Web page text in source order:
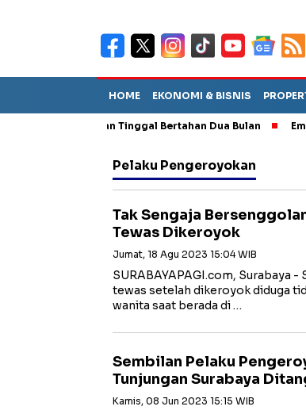
HOME EKONOMI & BISNIS
Diperkirakan Tinggal Bertahan Dua Bulan Empat
Pelaku Pengeroyokan
Tak Sengaja
Tewas Dikeroyok
Jumat, 18 Agu 2023 15:04 WIB
SURABAYAPAGI.com, Surabaya
tewas setelah dikeroyok diduga
wanita saat berada di …
Sembilan Pelaku
Tunjungan Surabaya
Kamis, 08 Jun 2023 15:15 WIB